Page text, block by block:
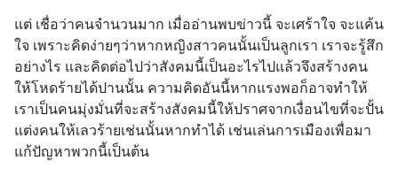
แต่ เชื่อว่าคนจำนวนมาก เมื่ออ่านพบข่าวนี้ จะเศร้าใจ จะแค้น
ใจ เพราะคิดง่ายๆว่าหากหญิงสาวคนนั้นเป็นลูกเรา เราจะรู้สึก
อย่างไร และคิดต่อไปว่าสังคมนี้เป็นอะไรไปแล้วจึงสร้างคน
ให้โหดร้ายได้ปานนั้น ความคิดอันนี้หากแรงพอก็อาจทำให้
เราเป็นคนมุ่งมั่นที่จะสร้างสังคมนี้ให้ปราศจากเงื่อนไขที่จะปั้น
แต่งคนให้เลวร้ายเช่นนั้นหากทำได้ เช่นเล่นการเมืองเพื่อมา
แก้ปัญหาพวกนี้เป็นต้น